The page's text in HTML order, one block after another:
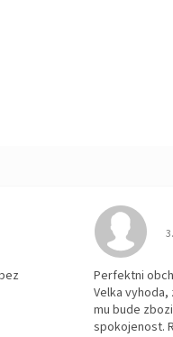
je 5 z 5 hvězdiček.
Perfektni
Velka
mu bude
spokojenost.